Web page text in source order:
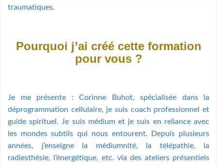
traumatiques.
Pourquoi j’ai créé cette formation
pour vous ?
Je me présente : Corinne Buhot, spécialisée dans la
déprogrammation cellulaire, je suis coach professionnel et
guide spirituel. Je suis médium et je suis en reliance avec
les mondes subtils qui nous entourent. Depuis plusieurs
années, j’enseigne la médiumnité, la télépathie, la
radiesthésie, l’énergétique, etc. via des ateliers présentiels